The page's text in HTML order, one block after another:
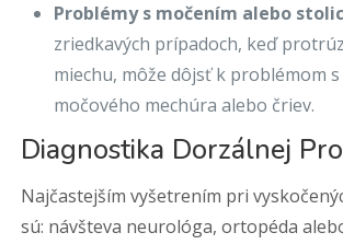
Problémy s močením alebo
zriedkavých prípadoch, keď
miechu, môže dôjsť k problémom
močového mechúra alebo čriev.
Diagnostika Dorzálnej
Najčastejším vyšetrením pri
sú: návšteva neurológa, ortopéda